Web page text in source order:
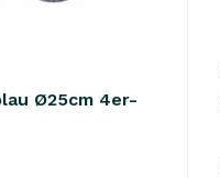
Ø25cm 4er-